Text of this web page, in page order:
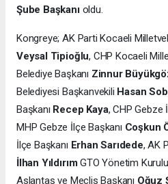
Şube Başkanıoldu.
Kongreye; AK Parti Kocaeli
Veysal Tipioğlu, CHP Kocaeli
Belediye Başkanı Zinnur
Belediyesi Başkanvekili Hasan
Başkanı Recep Kaya, CHP Gebze
MHP Gebze İlçe Başkanı Coşkun
İlçe Başkanı Erhan Sarıdede, AK
İlhan YıldırımGTO Yönetim
Aslantaş ve Meclis Başkanı Oğuz